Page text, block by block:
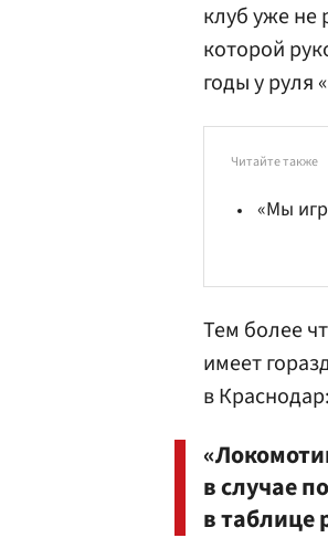
клуб уже не
которой
годы у руля
Читайте также
«Мы
Тем более
имеет
в Краснодар:
в случае
в таблице